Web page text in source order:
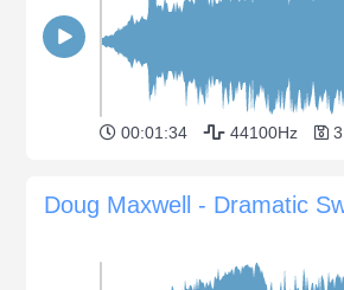
00:01:34 44100Hz
Doug Maxwell - Dramatic